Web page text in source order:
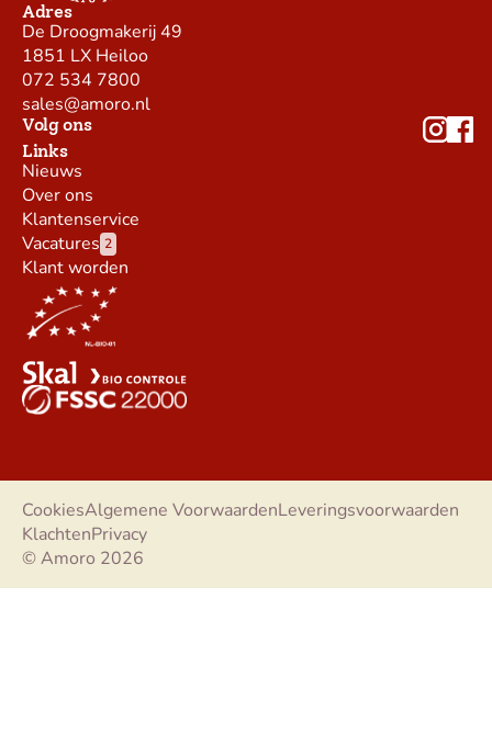
Adres
De Droogmakerij 49
1851 LX Heiloo
072 534 7800
sales@amoro.nl
Volg ons
Links
Nieuws
Over ons
Klantenservice
Vacatures 2
Klant worden
© Amoro 2026
CookiesAlgemene VoorwaardenLeveringsvoorwaarden
KlachtenPrivacy